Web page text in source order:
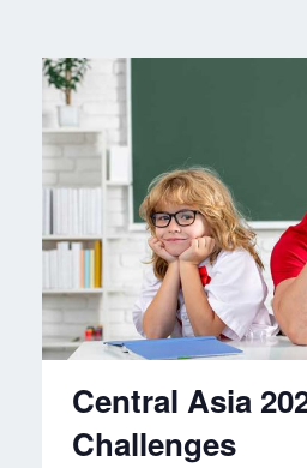
Central Asia
Challenges